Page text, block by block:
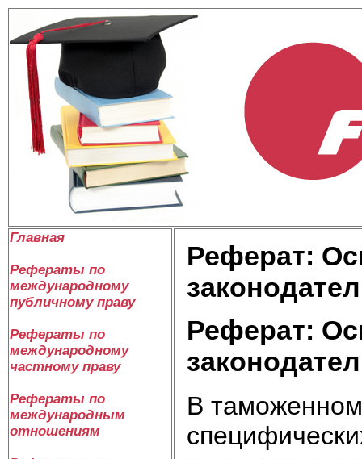
Главная
Рефераты по
международному
публичному праву
Рефераты по
международному
частному праву
Рефераты по
международным
отношениям
Реферат:
Реферат:
В таможенном